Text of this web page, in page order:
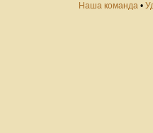
Наша команда •